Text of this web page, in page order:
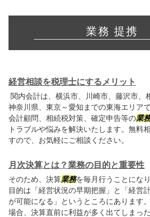
業務 提携
経営相談を税理士にするメリット
関内会計は、横浜市、川崎市、藤沢市、
神奈川県、東京～愛知までの東海エリア
会計顧問、相続税対策、確定申告等の業
トラブルや悩みを解決いたします。無料
すので、お気軽にご相談ください。
月次決算とは？業務の目的と重要性
そのため、決算業務を毎月行うことにな
目的は「経営状況の早期把握」と「経営
が可能になる」というところにあります
場合、決算直前に利益が多く出てしまっ